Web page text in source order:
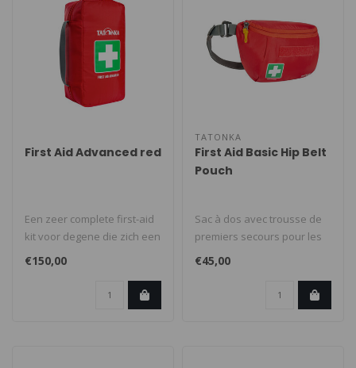
First Aid Advanced red
Een zeer complete first-aid
kit voor degene die zich een
de positie van verantwo..
€150,00
TATONKA
First Aid Basic Hip Belt
Pouch
Sac à dos avec trousse de
premiers secours pour les
excursions d'une journée
€45,00